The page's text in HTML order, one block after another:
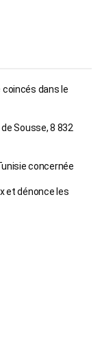
dans le
Sousse, 8 832
concernée
et dénonce les